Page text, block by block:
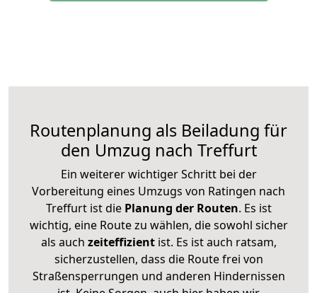
Routenplanung als Beiladung für
den Umzug nach Treffurt
Ein weiterer wichtiger Schritt bei der
Vorbereitung eines Umzugs von Ratingen nach
Treffurt ist diePlanung der Routen. Es ist
wichtig, eine Route zu wählen, die sowohl sicher
als auch zeiteffizientist. Es ist auch ratsam,
sicherzustellen, dass die Route frei von
Straßensperrungen und anderen Hindernissen